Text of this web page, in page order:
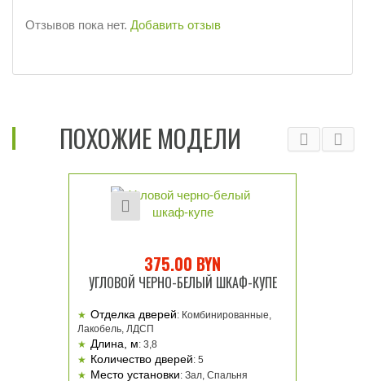
Отзывов пока нет. Добавить отзыв
ПОХОЖИЕ МОДЕЛИ
375.00 BYN
УГЛОВОЙ ЧЕРНО-БЕЛЫЙ ШКАФ-КУПЕ
Отделка дверей: Комбинированные,
Лакобель, ЛДСП
Длина, м: 3,8
Количество дверей: 5
Место установки: Зал, Спальня